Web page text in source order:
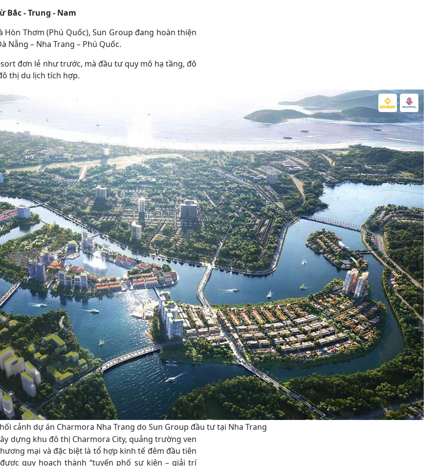
- Trung - Nam
Hòn Thơm (Phú Quốc), Sun Group đang hoàn thiện
Nẵng – Nha Trang – Phú Quốc.
đơn lẻ như trước, mà đầu tư quy mô hạ tầng, đô
thị du lịch tích hợp.
cảnh dự án Charmora Nha Trang do Sun Group đầu tư tại Nha Trang
dựng khu đô thị Charmora City, quảng trường ven
mại và đặc biệt là tổ hợp kinh tế đêm đầu tiên
quy hoạch thành “tuyến phố sự kiện – giải trí